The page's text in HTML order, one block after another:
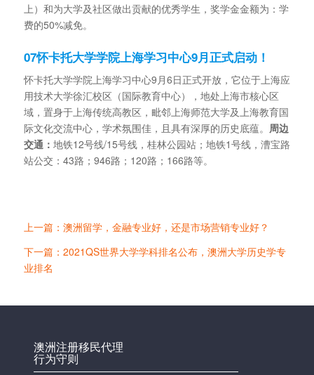
上）和为大学及社区做出贡献的优秀学生，奖学金金额为：学
费的50%减免。
07怀卡托大学学院上海学习中心9月正式启动！
怀卡托大学学院上海学习中心9月6日正式开放，它位于上海应
用技术大学徐汇校区（国际教育中心），地处上海市核心区
域，置身于上海传统高教区，毗邻上海师范大学及上海教育国
际文化交流中心，学术氛围佳，且具有深厚的历史底蕴。 周边
交通： 地铁12号线/15号线，桂林公园站；地铁1号线，漕宝路
站公交：43路；946路；120路；166路等。
上一篇：澳洲留学，金融专业好，还是市场营销专业好？
下一篇：2021QS世界大学学科排名公布，澳洲大学历史学专
业排名
澳洲注册移民代理
行为守则